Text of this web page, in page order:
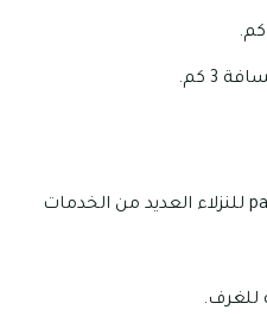
3 كم.
يقدم فندق palazzo versace dubai للنزلاء العديد من الخدمات
للغرف.